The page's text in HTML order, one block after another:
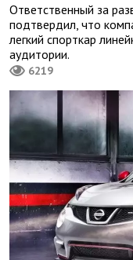
Ответственный за
подтвердил, что
легкий спорткар
аудитории.
6219